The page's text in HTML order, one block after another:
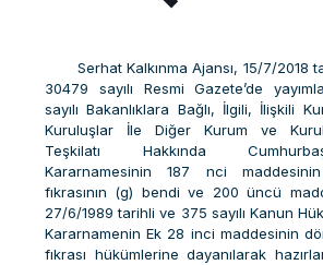
Serhat Kalkınma Ajansı, 15/7/2018
30479 sayılı Resmi Gazete’de
sayılı Bakanlıklara Bağlı, İlgili, İlişkili
Kuruluşlar İle Diğer Kurum ve
Teşkilatı Hakkında
Kararnamesinin 187 nci
fıkrasının (g) bendi ve 200 üncü
27/6/1989 tarihli ve 375 sayılı Kanun
Kararnamenin Ek 28 inci maddesinin
fıkrası hükümlerine dayanılarak